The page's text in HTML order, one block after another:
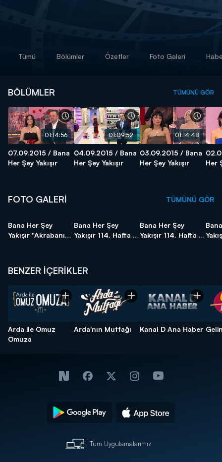
Tümü Bölümler Özetler Foto Galeri
BÖLÜMLER TÜMÜNÜ GÖR
01:14:56
07.09.2015 / Bana
Her Şey Yakışır
01:09:52
04.09.2015 / Bana
Her Şey Yakışır
01:14:48
03.09.2015 / Bana
Her Şey Yakışır
Her
FOTO GALERİ TÜMÜNÜ GÖR
Bana Her Şey
Yakışır "Akrabanın
Bana Her Şey
Yakışır 114. Hafta 4.
Bana Her Şey
Yakışır 114. Hafta 3.
BENZER İÇERİKLER
Arda ile Omuz
Omuza
Arda'nın Mutfağı Kanal D Ana Haber
Tüm Uygulamalarımız